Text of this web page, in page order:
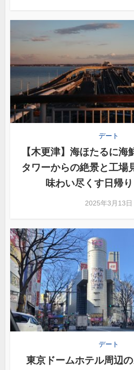
デート
【木更津】海ほたるに海
タワーからの絶景と工場
味わい尽くす日帰
2025年3月13日
デート
東京ドームホテル周辺